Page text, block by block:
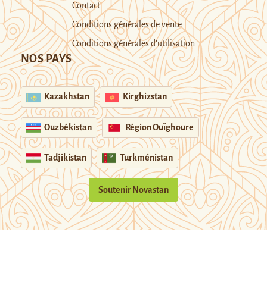
Contact
Conditions générales de vente
Conditions générales d’utilisation
NOS PAYS
Kazakhstan Kirghizstan
Ouzbékistan Région Ouïghoure
Tadjikistan Turkménistan
Soutenir Novastan